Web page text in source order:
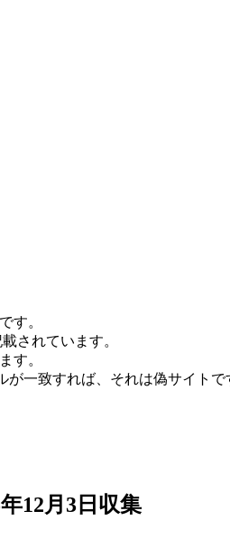
す。
されています。
す。
が一致すれば、それは偽サイトで
12月3日収集